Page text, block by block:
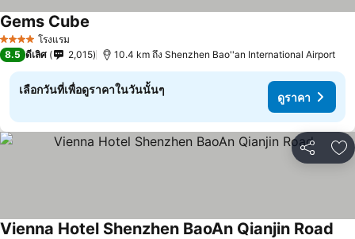
4 ดาว โรงแรม
Gems Cube
8.5 ดีเลิศ 2,015 10.4 km ถึง Shenzhen Bao''an International Airport
เลือกวันที่เพื่อดูราคาในวันนั้นๆ
ดูราคา
แชร์ เ
Vienna Hotel Shenzhen BaoAn Qianjin Road